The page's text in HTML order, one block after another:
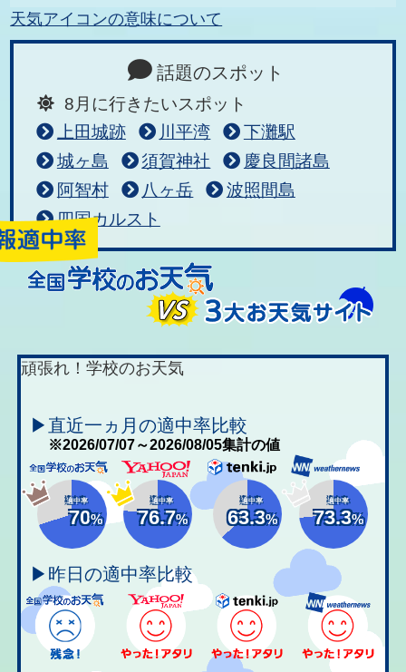
天気アイコンの意味について
話題のスポット
8月に行きたいスポット
上田城跡
川平湾
下灘駅
城ヶ島
須賀神社
慶良間諸島
阿智村
八ヶ岳
波照間島
四国カルスト
頑張れ！学校のお天気
▶直近一ヵ月の適中率比較
※2026/07/07～2026/08/05集計の値
適中率
70%
適中率
76.7%
適中率
63.3%
適中率
73.3%
▶昨日の適中率比較